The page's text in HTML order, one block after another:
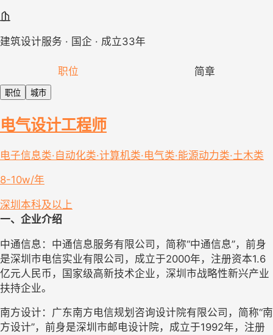
建筑设计服务 · 国企 · 成立33年
职位 简章
职位 城市
电气设计工程师
电子信息类·自动化类·计算机类·电气类·能源动力类·土木类
8-10w/年
深圳 本科及以上
一、企业介绍
中通信息：中通信息服务有限公司，简称“中通信息”，前身
是深圳市电信实业有限公司，成立于2000年，注册资本1.6
亿元人民币，国家级高新技术企业，深圳市战略性新兴产业
扶持企业。
南方设计：广东南方电信规划咨询设计院有限公司，简称“南
方设计”，前身是深圳市邮电设计院，成立于1992年，注册